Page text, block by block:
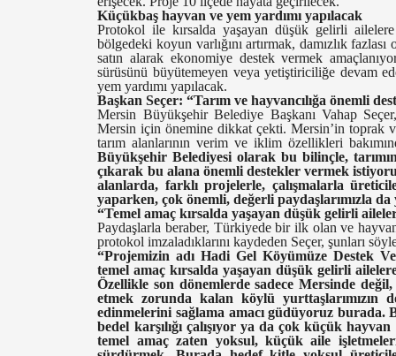
Küçükbaş hayvan ve yem yardımı yapılacak
Protokol ile kırsalda yaşayan düşük gelirli
bölgedeki koyun varlığını artırmak, damızlık
satın alarak ekonomiye destek vermek
sürüsünü büyütemeyen veya yetiştiriciliğe devam
yem yardımı yapılacak.
Başkan Seçer: “Tarım ve hayvancılığa önemli
Mersin Büyükşehir Belediye Başkanı Vahap
Mersin için önemine dikkat çekti. Mersin’in toprak
tarım alanlarının verim ve iklim özellikleri
Büyükşehir Belediyesi olarak bu bilinçle,
çıkarak bu alana önemli destekler vermek
alanlarda, farklı projelerle, çalışmalarla
yaparken, çok önemli, değerli paydaşlarımızla
“Temel amaç kırsalda yaşayan düşük gelirli
Paydaşlarla beraber, Türkiyede bir ilk olan ve
protokol imzaladıklarını kaydeden Seçer, şunları
“Projemizin adı Hadi Gel Köyümüze Destek
temel amaç kırsalda yaşayan düşük gelirli
Özellikle son dönemlerde sadece Mersinde
etmek zorunda kalan köylü yurttaşlarımızın
edinmelerini sağlama amacı güdüyoruz burada.
bedel karşılığı çalışıyor ya da çok küçük
temel amaç zaten yoksul, küçük aile